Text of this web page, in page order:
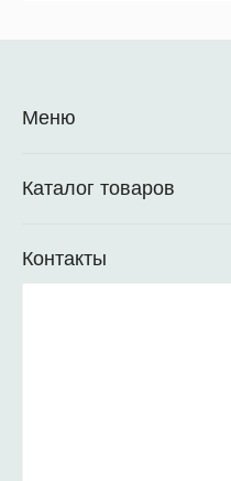
Меню
Каталог товаров
Контакты